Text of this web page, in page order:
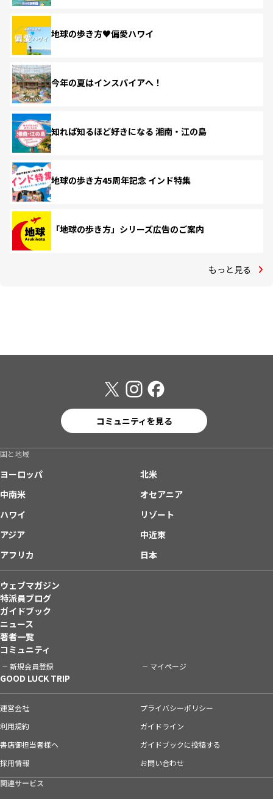
地球の歩き方♥偏愛ハワイ
今年の夏はインスパイアへ！
知れば知るほど好きになる 湘南・江の島
地球の歩き方45周年記念 インド特集
「地球の歩き方」シリーズ広告のご案内
もっと見る
コミュニティを見る
国と地域
ヨーロッパ
北米
中南米
オセアニア
ハワイ
リゾート
アジア
中近東
アフリカ
日本
ウェブマガジン
特派員ブログ
ガイドブック
ニュース
著者一覧
コミュニティ
新規会員登録 マイページ
GOOD LUCK TRIP
運営会社
プライバシーポリシー
利用規約
ガイドライン
書店御担当者様へ
ガイドブックに投稿する
採用情報
お問い合わせ
関連サービス